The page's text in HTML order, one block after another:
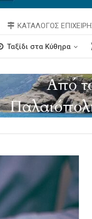
ΚΑΤΑΛΟΓΟΣ
Ταξίδι στα Κύθηρα